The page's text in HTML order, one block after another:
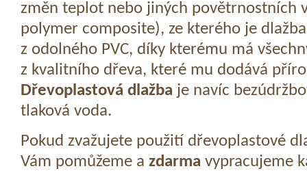
změn teplot nebo jiných povětrnostních
polymer composite), ze kterého je
z odolného PVC, díky kterému má
z kvalitního dřeva, které mu dodává
Dřevoplastová dlažba je navíc
tlaková voda.
Pokud zvažujete použití dřevoplastové
Vám pomůžeme a zdarma vypracujeme